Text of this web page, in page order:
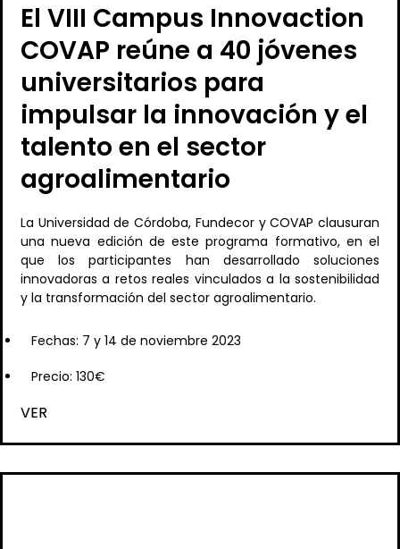
El VIII Campus Innovaction
COVAP reúne a 40 jóvenes
universitarios para
impulsar la innovación y el
talento en el sector
agroalimentario
La Universidad de Córdoba, Fundecor y COVAP clausuran
una nueva edición de este programa formativo, en el
que los participantes han desarrollado soluciones
innovadoras a retos reales vinculados a la sostenibilidad
y la transformación del sector agroalimentario.
Fechas: 7 y 14 de noviembre 2023
Precio: 130€
VER